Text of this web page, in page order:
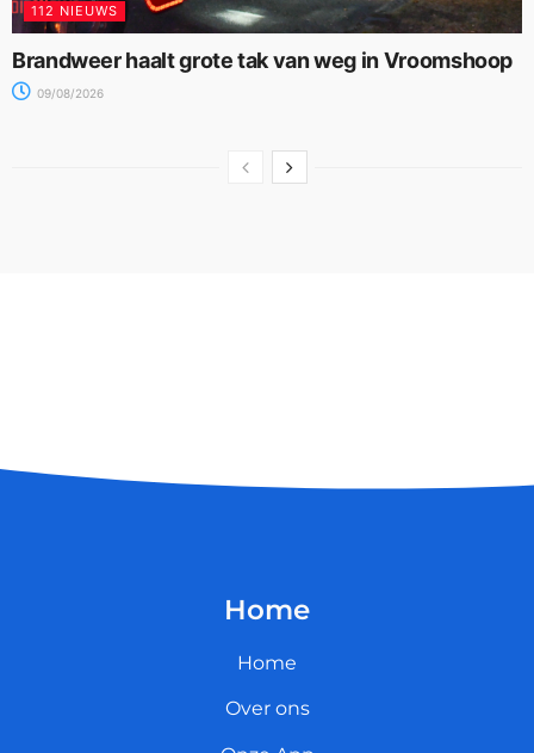
112 NIEUWS
Brandweer haalt grote tak van weg in Vroomshoop
09/08/2026
Home
Home
Over ons